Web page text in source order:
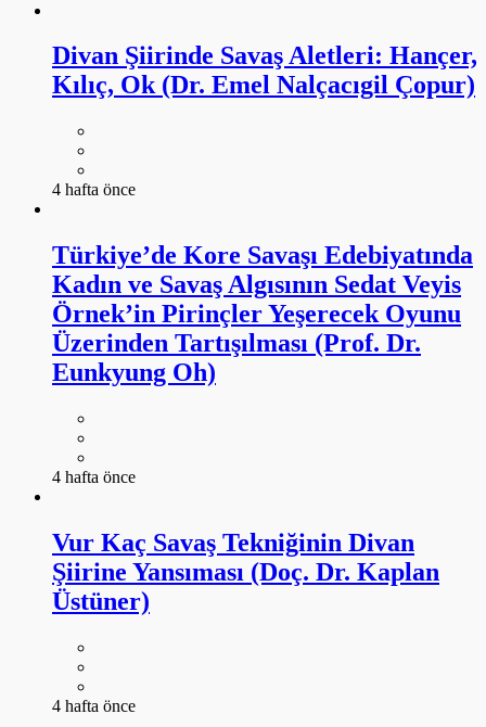
Divan Şiirinde Savaş Aletleri: Hançer,
Kılıç, Ok (Dr. Emel Nalçacıgil Çopur)
4 hafta önce
Türkiye’de Kore Savaşı Edebiyatında
Kadın ve Savaş Algısının Sedat Veyis
Örnek’in Pirinçler Yeşerecek Oyunu
Üzerinden Tartışılması (Prof. Dr.
Eunkyung Oh)
4 hafta önce
Vur Kaç Savaş Tekniğinin Divan
Şiirine Yansıması (Doç. Dr. Kaplan
Üstüner)
4 hafta önce